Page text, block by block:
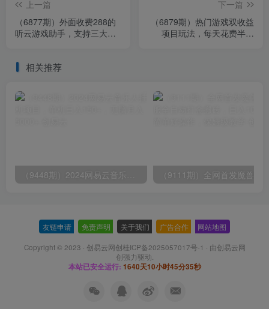
上一篇
（6877期）外面收费288的
听云游戏助手，支持三大平
下一篇
（6879期）热门游戏双收益
项目玩法，每天花费半小
相关推荐
友链申请 免责声明 关于我们 广告合作 网站地图
Copyright © 2023 · 创易云网创桂ICP备2025057017号-1 · 由创易云网
创强力驱动.
本站已安全运行: 1640天10小时45分36秒